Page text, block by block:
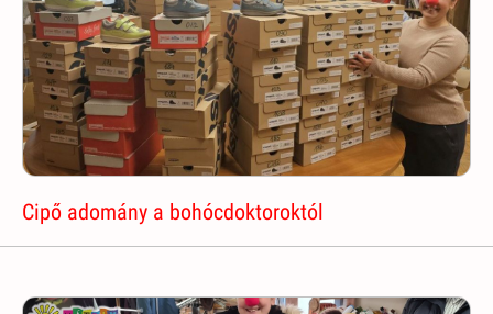
Cipő adomány a bohócdoktoroktól